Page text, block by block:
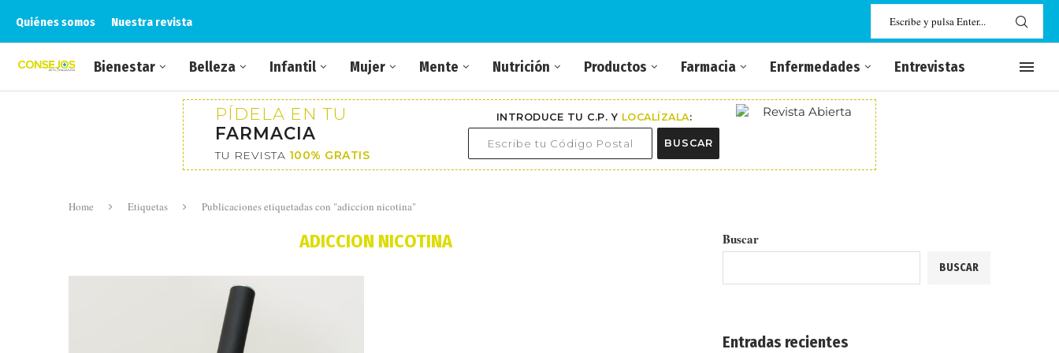
Quiénes somos Nuestra revista
Bienestar Belleza Infantil Mujer Mente Nutrición Productos Farmacia Enfermedades Entrevistas
PÍDELA EN TU
FARMACIA
TU REVISTA 100% GRATIS
INTRODUCE TU C.P. Y LOCALÍZALA:
BUSCAR
Home Etiquetas Publicaciones etiquetadas con "adiccion nicotina"
ADICCION NICOTINA Buscar
BUSCAR
Entradas recientes